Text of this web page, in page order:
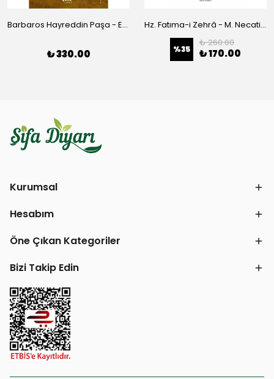
Barbaros Hayreddin Paşa - Ebubekir Subaşı
₺ 330.00
Hz. Fatıma-i Zehrâ - M. Necati Bursalı
%35
₺ 260.00
₺ 170.00
Kurumsal
Hesabım
Öne Çıkan Kategoriler
Bizi Takip Edin